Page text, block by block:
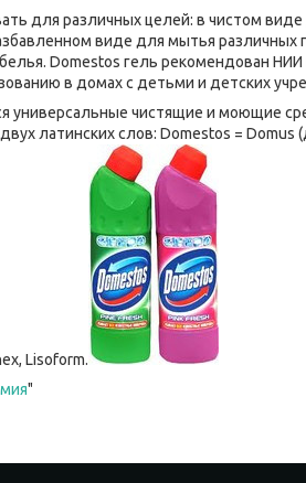
для различных целей: в чистом виде
виде для мытья различных
Domestos гель рекомендован НИИ
в домах с детьми и детских
универсальные чистящие и моющие
латинских слов: Domestos = Domus
Lisoform.
"